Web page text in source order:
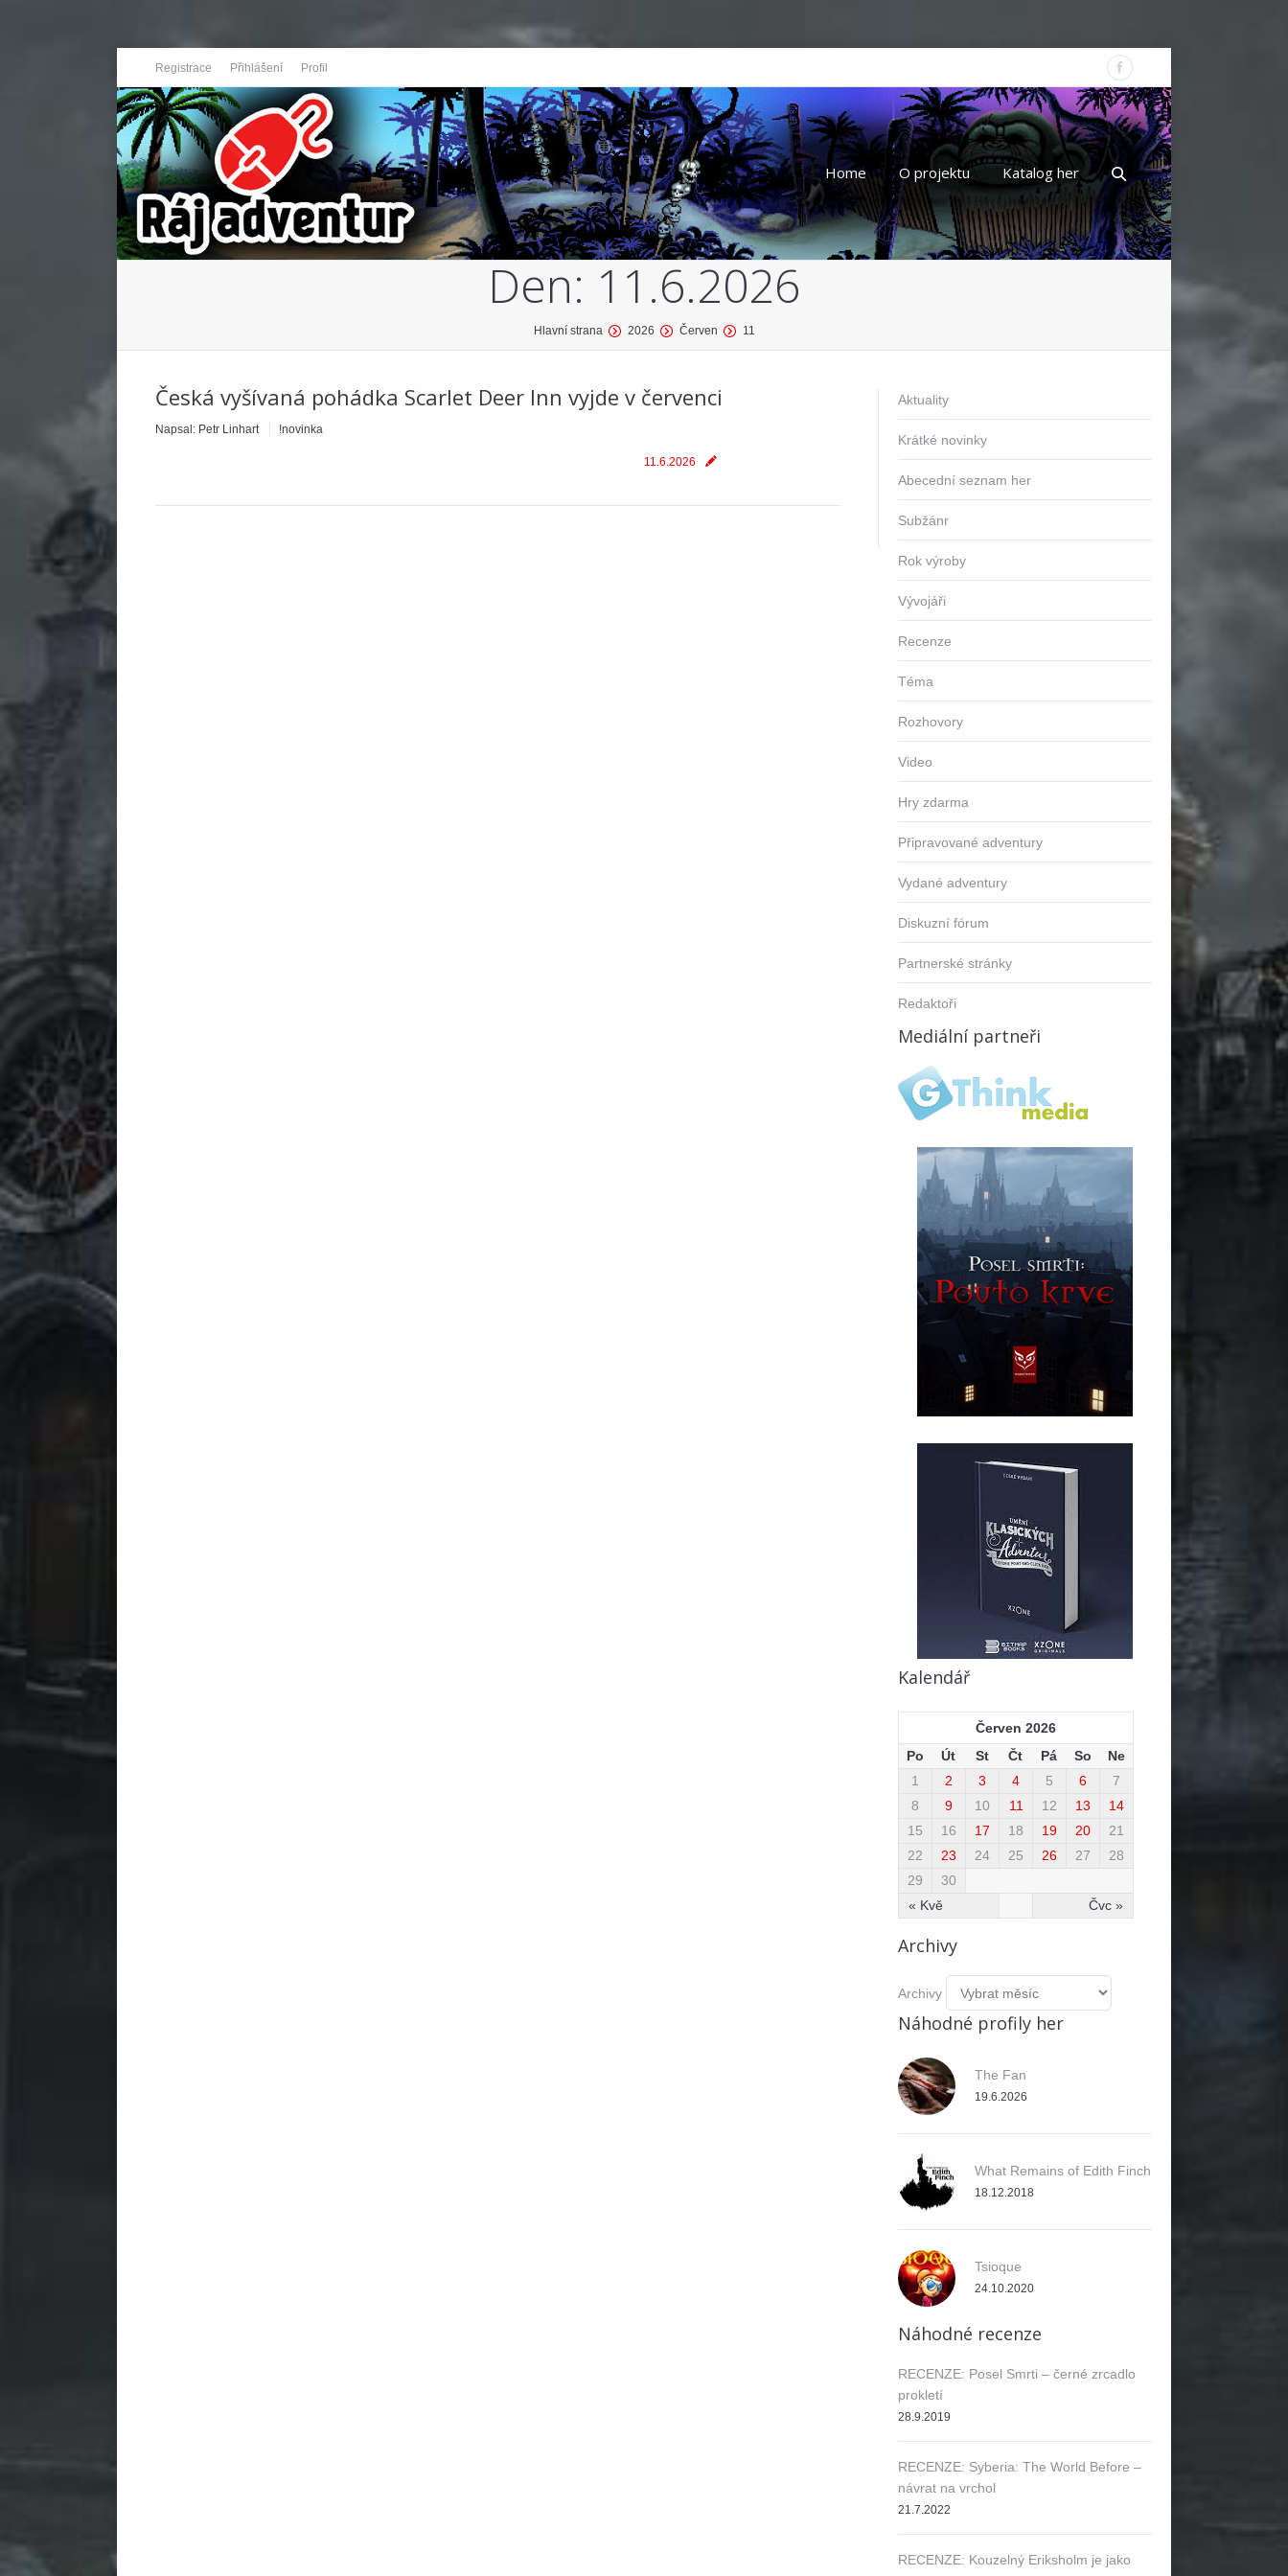
Registrace Přihlášení Profil
Home O projektu Katalog her
Den: 11.6.2026
Hlavní strana 2026 Červen 11
Česká vyšívaná pohádka Scarlet Deer Inn vyjde v červenci
Napsal: Petr Linhart !novinka
11.6.2026
Aktuality
Krátké novinky
Abecední seznam her
Subžánr
Rok výroby
Vývojáři
Recenze
Téma
Rozhovory
Video
Hry zdarma
Připravované adventury
Vydané adventury
Diskuzní fórum
Partnerské stránky
Redaktoři
Mediální partneři
Kalendář
Červen 2026
Po
Út St Čt Pá So Ne
« Kvě Čvc »
1 2 3 4 5 6
7
8
9 10 11 12 13
14
15
16 17 18 19 20
21
22
23 24 25 26 27
28
29
30
Archivy
Archivy
Náhodné profily her
The Fan
19.6.2026
What Remains of Edith Finch
18.12.2018
Tsioque
24.10.2020
Náhodné recenze
RECENZE: Posel Smrti – černé zrcadlo
prokletí
28.9.2019
RECENZE: Syberia: The World Before –
návrat na vrchol
21.7.2022
RECENZE: Kouzelný Eriksholm je jako